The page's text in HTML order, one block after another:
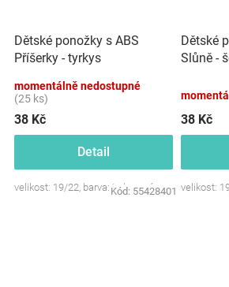
Dětské ponožky s ABS
Příšerky - tyrkys
momentálně nedostupné
(25 ks)
38 Kč
Detail
velikost: 19/22, barva: tyrkysová
Kód: 55428401
Dětské
Slůně -
38 Kč
velikost: